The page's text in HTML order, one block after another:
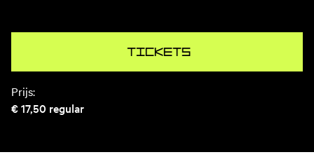
Tickets
Prijs:
€ 17,50 regular